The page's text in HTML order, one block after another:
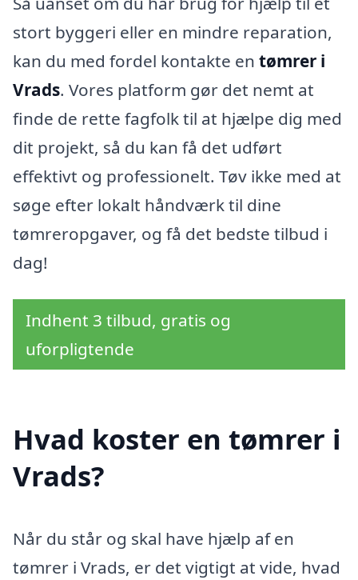
stort byggeri eller en mindre reparation,
kan du med fordel kontakte en tømrer i
Vrads. Vores platform gør det nemt at
finde de rette fagfolk til at hjælpe dig med
dit projekt, så du kan få det udført
effektivt og professionelt. Tøv ikke med at
søge efter lokalt håndværk til dine
tømreropgaver, og få det bedste tilbud i
dag!
Indhent 3 tilbud, gratis og
uforpligtende
Hvad koster en tømrer i
Vrads?
Når du står og skal have hjælp af en
tømrer i Vrads, er det vigtigt at vide, hvad